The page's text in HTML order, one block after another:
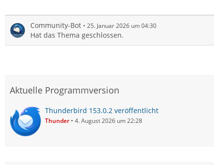
Community-Bot 25. Januar 2026 um 04:30
Hat das Thema geschlossen.
Aktuelle Programmversion
Thunderbird 153.0.2 veröffentlicht
Thunder 4. August 2026 um 22:28